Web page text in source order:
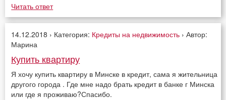
Читать ответ
14.12.2018 › Категория: Кредиты на недвижимость › Автор:
Марина
Купить квартиру
Я хочу купить квартиру в Минске в кредит, сама я жительница
другого города . Где мне надо брать кредит в банке г Минска
или где я проживаю?Спасибо.